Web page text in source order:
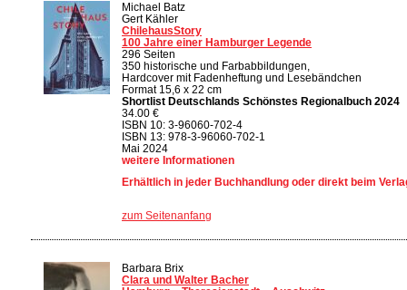
Michael Batz
Gert Kähler
ChilehausStory
100 Jahre einer Hamburger Legende
296 Seiten
350 historische und Farbabbildungen,
Hardcover mit Fadenheftung und Lesebändchen
Format 15,6 x 22 cm
Shortlist Deutschlands Schönstes Regionalbuch 2024
34.00 €
ISBN 10: 3-96060-702-4
ISBN 13: 978-3-96060-702-1
Mai 2024
weitere Informationen
Erhältlich in jeder Buchhandlung oder direkt beim
zum Seitenanfang
Barbara Brix
Clara und Walter Bacher